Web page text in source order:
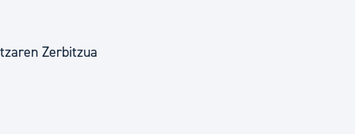
Zerbitzua